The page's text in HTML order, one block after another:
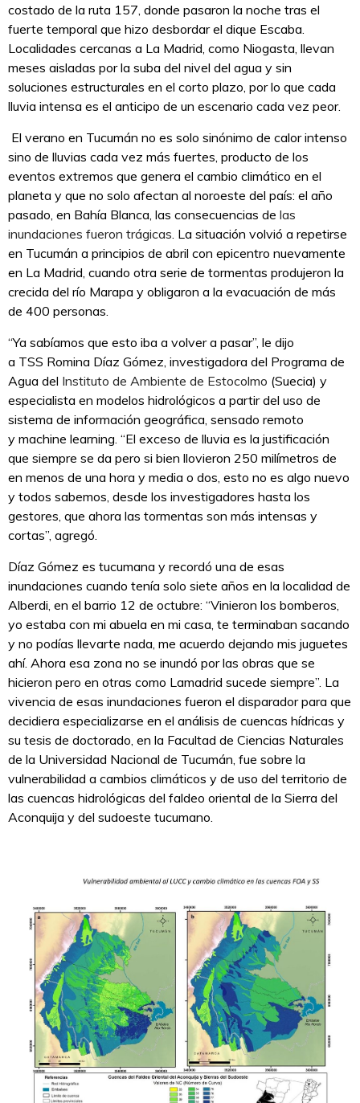
costado de la ruta 157, donde pasaron la noche tras el
fuerte temporal que hizo desbordar el dique Escaba.
Localidades cercanas a La Madrid, como Niogasta, llevan
meses aisladas por la suba del nivel del agua y sin
soluciones estructurales en el corto plazo, por lo que cada
lluvia intensa es el anticipo de un escenario cada vez peor.
El verano en Tucumán no es solo sinónimo de calor intenso
sino de lluvias cada vez más fuertes, producto de los
eventos extremos que genera el cambio climático en el
planeta y que no solo afectan al noroeste del país: el año
pasado, en Bahía Blanca, las consecuencias de las
inundaciones fueron trágicas. La situación volvió a repetirse
en Tucumán a principios de abril con epicentro nuevamente
en La Madrid, cuando otra serie de tormentas produjeron la
crecida del río Marapa y obligaron a la evacuación de más
de 400 personas.
“Ya sabíamos que esto iba a volver a pasar”, le dijo
a TSS Romina Díaz Gómez, investigadora del Programa de
Agua del Instituto de Ambiente de Estocolmo (Suecia) y
especialista en modelos hidrológicos a partir del uso de
sistema de información geográfica, sensado remoto
y machine learning. “El exceso de lluvia es la justificación
que siempre se da pero si bien llovieron 250 milímetros de
en menos de una hora y media o dos, esto no es algo nuevo
y todos sabemos, desde los investigadores hasta los
gestores, que ahora las tormentas son más intensas y
cortas”, agregó.
Díaz Gómez es tucumana y recordó una de esas
inundaciones cuando tenía solo siete años en la localidad de
Alberdi, en el barrio 12 de octubre: “Vinieron los bomberos,
yo estaba con mi abuela en mi casa, te terminaban sacando
y no podías llevarte nada, me acuerdo dejando mis juguetes
ahí. Ahora esa zona no se inundó por las obras que se
hicieron pero en otras como Lamadrid sucede siempre”. La
vivencia de esas inundaciones fueron el disparador para que
decidiera especializarse en el análisis de cuencas hídricas y
su tesis de doctorado, en la Facultad de Ciencias Naturales
de la Universidad Nacional de Tucumán, fue sobre la
vulnerabilidad a cambios climáticos y de uso del territorio de
las cuencas hidrológicas del faldeo oriental de la Sierra del
Aconquija y del sudoeste tucumano.